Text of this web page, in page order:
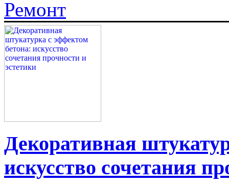
Ремонт
Декоративная
искусство сочетания